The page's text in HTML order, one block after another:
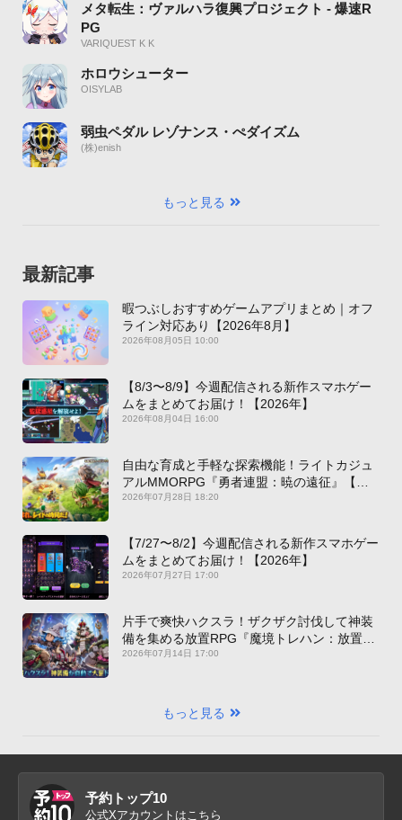
メタ転生：ヴァルハラ復興プロジェクト - 爆速R
PG
VARIQUEST K K
ホロウシューター
OISYLAB
弱虫ペダル レゾナンス・ぺダイズム
(株)enish
もっと見る
最新記事
暇つぶしおすすめゲームアプリまとめ｜オフ
ライン対応あり【2026年8月】
2026年08月05日 10:00
【8/3〜8/9】今週配信される新作スマホゲー
ムをまとめてお届け！【2026年】
2026年08月04日 16:00
自由な育成と手軽な探索機能！ライトカジュ
アルMMORPG『勇者連盟：暁の遠征』【最
新作PICKUP】
2026年07月28日 18:20
【7/27〜8/2】今週配信される新作スマホゲー
ムをまとめてお届け！【2026年】
2026年07月27日 17:00
片手で爽快ハクスラ！ザクザク討伐して神装
備を集める放置RPG『魔境トレハン：放置で
神装備』【最新作PICKUP】
2026年07月14日 17:00
もっと見る
予約トップ10
公式Xアカウントはこちら